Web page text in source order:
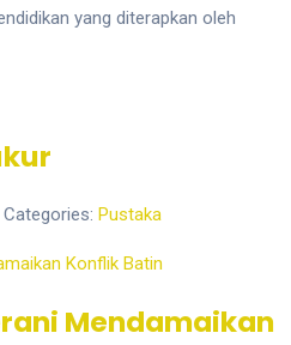
yang diterapkan oleh
Categories: Pustaka
Mendamaikan